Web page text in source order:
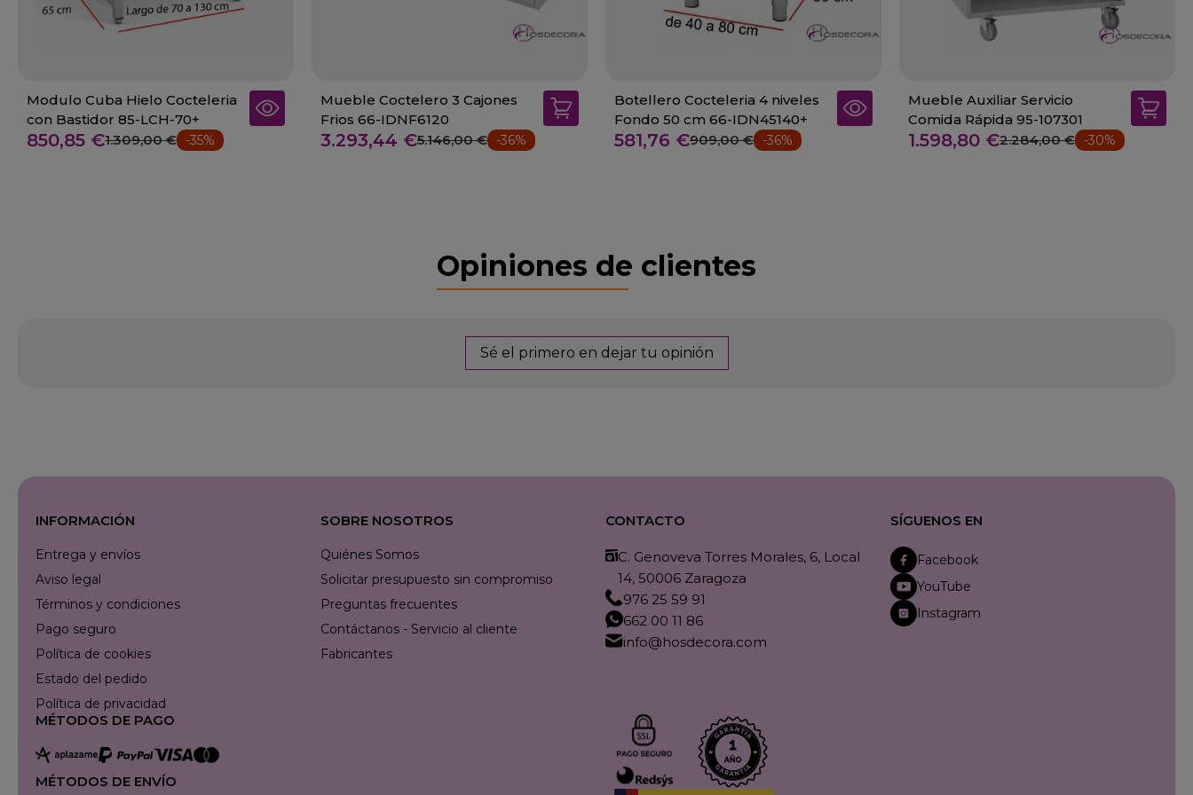
Modulo Cuba Hielo Cocteleria
con Bastidor 85-LCH-70+
850,85 €1.309,00 € -35%
Mueble Coctelero 3 Cajones
Frios 66-IDNF6120
3.293,44 €5.146,00 € -36%
Botellero Cocteleria 4 niveles
Fondo 50 cm 66-IDN45140+
581,76 €909,00 € -36%
Mueble Auxiliar Servicio
Comida Rápida 95-107301
1.598,80 €2.284,00 € -30%
Opiniones de clientes
Sé el primero en dejar tu opinión
INFORMACIÓN
Entrega y envíos
Aviso legal
Términos y condiciones
Pago seguro
Política de cookies
Estado del pedido
Política de privacidad
SOBRE NOSOTROS
Quiénes Somos
Solicitar presupuesto sin compromiso
Preguntas frecuentes
Contáctanos - Servicio al cliente
Fabricantes
CONTACTO
C. Genoveva Torres Morales, 6, Local
14, 50006 Zaragoza
976 25 59 91
662 00 11 86
info@hosdecora.com
SÍGUENOS EN
Facebook
YouTube
Instagram
MÉTODOS DE PAGO
MÉTODOS DE ENVÍO